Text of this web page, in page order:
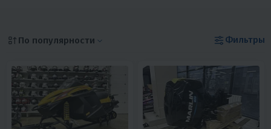
По популярности Фильтры